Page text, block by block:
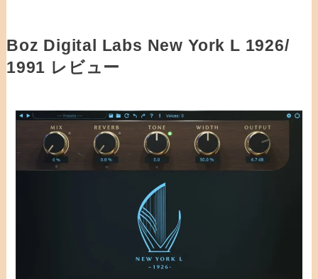
Boz Digital Labs New York L 1926/
1991 レビュー